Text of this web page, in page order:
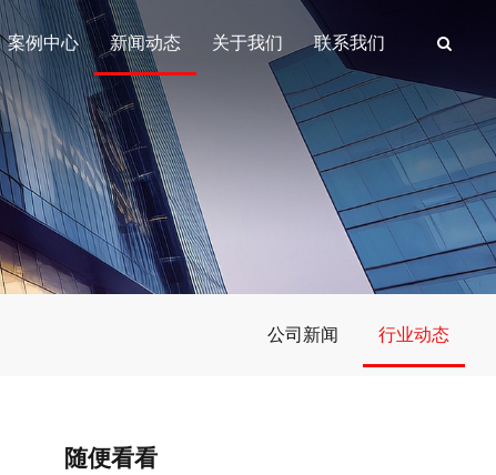
案例中心 新闻动态 关于我们 联系我们
公司新闻 行业动态
随便看看